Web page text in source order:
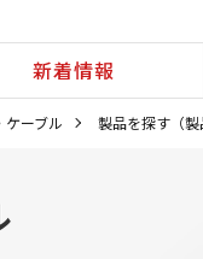
新着情報
ケーブル 製品を探す（製